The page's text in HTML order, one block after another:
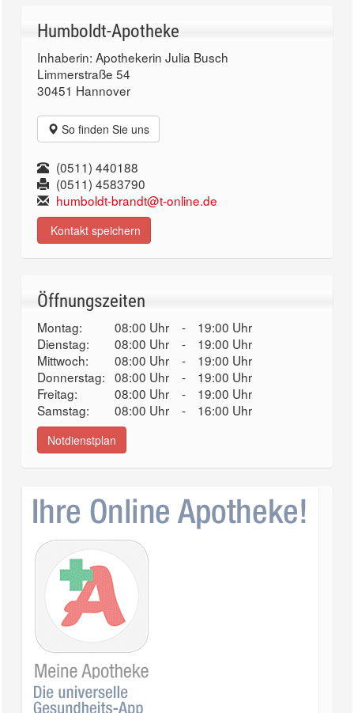
Humboldt-Apotheke
Inhaberin: Apothekerin Julia Busch
Limmerstraße 54
30451 Hannover
So finden Sie uns
(0511) 440188
(0511) 4583790
humboldt-brandt@t-online.de
Kontakt speichern
Öffnungszeiten
Montag: 08:00 Uhr -
19:00 Uhr
Dienstag:
08:00 Uhr -
19:00 Uhr
Mittwoch:
08:00 Uhr -
19:00 Uhr
Donnerstag: 08:00 Uhr -
19:00 Uhr
Freitag:
08:00 Uhr -
19:00 Uhr
Samstag:
08:00 Uhr - 16:00 Uhr
Notdienstplan